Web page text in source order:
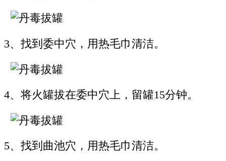
3、找到委中穴，用热毛巾清洁。
4、将火罐拔在委中穴上，留罐15分钟。
5、找到曲池穴，用热毛巾清洁。